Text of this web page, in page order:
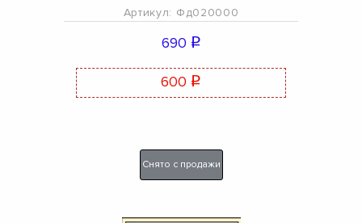
Артикул: Фд020000
690 q
600 q
Снято с продажи